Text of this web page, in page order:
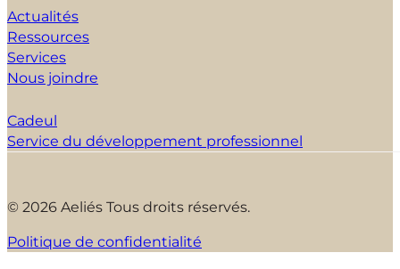
Actualités
Ressources
Services
Nous joindre
Cadeul
Service du développement professionnel
© 2026 Aeliés Tous droits réservés.
Politique de confidentialité